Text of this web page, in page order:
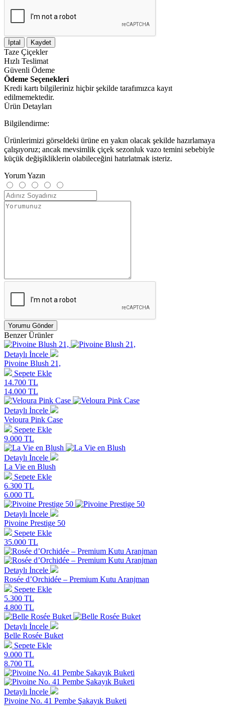
İptal Kaydet
Taze Çiçekler
Hızlı Teslimat
Güvenli Ödeme
Ödeme Seçenekleri
Kredi kartı bilgileriniz hiçbir şekilde tarafımızca kayıt
edilmemektedir.
Ürün Detayları
Bilgilendirme:
Ürünlerimizi görseldeki ürüne en yakın olacak şekilde hazırlamaya
çalışıyoruz; ancak mevsimlik çiçek sezonluk vazo temini sebebiyle
küçük değişikliklerin olabileceğini hatırlatmak isteriz.
Yorum Yazın
Benzer Ürünler
Detaylı İncele
Pivoine Blush 21,
Sepete Ekle
14.700 TL
14.000 TL
Detaylı İncele
Veloura Pink Case
Sepete Ekle
9.000 TL
Detaylı İncele
La Vie en Blush
Sepete Ekle
6.300 TL
6.000 TL
Detaylı İncele
Pivoine Prestige 50
Sepete Ekle
35.000 TL
Detaylı İncele
Rosée d’Orchidée – Premium Kutu Aranjman
Sepete Ekle
5.300 TL
4.800 TL
Detaylı İncele
Belle Rosée Buket
Sepete Ekle
9.000 TL
8.700 TL
Detaylı İncele
Pivoine No. 41 Pembe Şakayık Buketi